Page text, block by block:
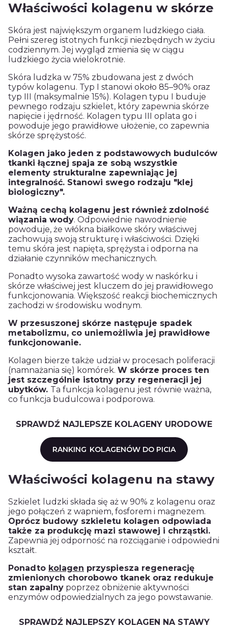
Właściwości kolagenu w skórze
Skóra jest największym organem ludzkiego ciała.
Pełni szereg istotnych funkcji niezbędnych w życiu
codziennym. Jej wygląd zmienia się w ciągu
ludzkiego życia wielokrotnie.
Skóra ludzka w 75% zbudowana jest z dwóch
typów kolagenu. Typ I stanowi około 85–90% oraz
typ III (maksymalnie 15%). Kolagen typu I buduje
pewnego rodzaju szkielet, który zapewnia skórze
napięcie i jędrność. Kolagen typu III oplata go i
powoduje jego prawidłowe ułożenie, co zapewnia
skórze sprężystość.
Kolagen jako jeden z podstawowych budulców
tkanki łącznej spaja ze sobą wszystkie
elementy strukturalne zapewniając jej
integralność. Stanowi swego rodzaju "klej
biologiczny".
Ważną cechą kolagenu jest również zdolność
wiązania wody. Odpowiednie nawodnienie
powoduje, że włókna białkowe skóry właściwej
zachowują swoją strukturę i właściwości. Dzięki
temu skóra jest napięta, sprężysta i odporna na
działanie czynników mechanicznych.
Ponadto wysoka zawartość wody w naskórku i
skórze właściwej jest kluczem do jej prawidłowego
funkcjonowania. Większość reakcji biochemicznych
zachodzi w środowisku wodnym.
W przesuszonej skórze następuje spadek
metabolizmu, co uniemożliwia jej prawidłowe
funkcjonowanie.
Kolagen bierze także udział w procesach poliferacji
(namnażania się) komórek. W skórze proces ten
jest szczególnie istotny przy regeneracji jej
ubytków. Ta funkcja kolagenu jest równie ważna,
co funkcja budulcowa i podporowa.
SPRAWDŹ NAJLEPSZE KOLAGENY URODOWE
RANKING KOLAGENÓW DO PICIA
Właściwości kolagenu na stawy
Szkielet ludzki składa się aż w 90% z kolagenu oraz
jego połączeń z wapniem, fosforem i magnezem.
Oprócz budowy szkieletu kolagen odpowiada
także za produkcję mazi stawowej i chrząstki.
Zapewnia jej odporność na rozciąganie i odpowiedni
kształt.
Ponadto kolagen przyspiesza regenerację
zmienionych chorobowo tkanek oraz redukuje
stan zapalny poprzez obniżenie aktywności
enzymów odpowiedzialnych za jego powstawanie.
SPRAWDŹ NAJLEPSZY KOLAGEN NA STAWY